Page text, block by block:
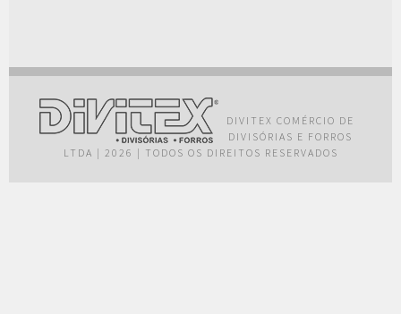
DIVITEX COMÉRCIO DE
DIVISÓRIAS E FORROS
LTDA | 2026 | TODOS OS DIREITOS RESERVADOS